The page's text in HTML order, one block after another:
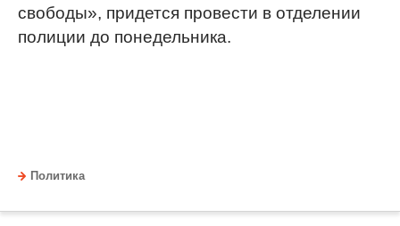
свободы», придется провести в отделении
полиции до понедельника.
Политика